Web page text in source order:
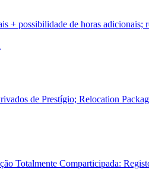
+ possibilidade de horas
de Prestígio; Relocation
Totalmente Comparticipada: